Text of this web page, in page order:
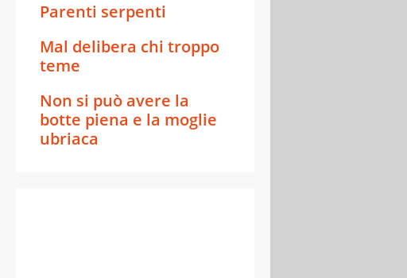
Parenti serpenti
Mal delibera chi troppo
teme
Non si può avere la
botte piena e la moglie
ubriaca